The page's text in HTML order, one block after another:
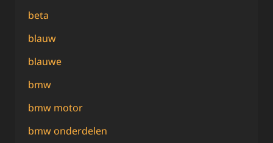
beta
blauw
blauwe
bmw
bmw motor
bmw onderdelen